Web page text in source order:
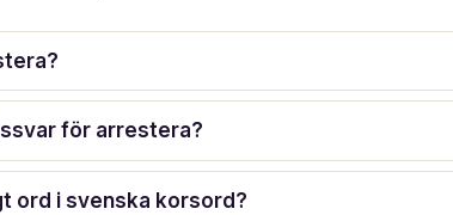
för arrestera?
ord i svenska korsord?